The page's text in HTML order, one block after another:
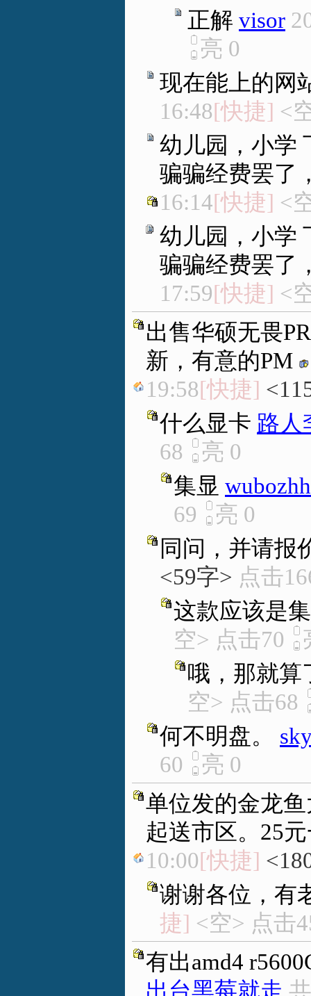
正解 visor
亮 0
现在能上的网
16:48[快捷] <
幼儿园，小学
骗骗经费罢了
16:14[快捷] <
幼儿园，小学
骗骗经费罢了
17:59[快捷] <
出售华硕无畏
新，有意的PM
19:58[快捷]
什么显卡 路人
68
亮 0
集显
69
亮 0
同问，并请报
<59字> 点击
这款应该是
空> 点击70
哦，那就算
空> 点击68
何不明盘。
60
亮 0
单位发的金龙
起送市区。25
10:00[快捷]
谢谢各位，有
捷] <空> 点击
有出amd4
出台黑莓就走